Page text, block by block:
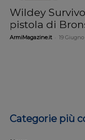
Wildey
pistola di
ArmiMagazine.it 19 Giugno
Categorie più